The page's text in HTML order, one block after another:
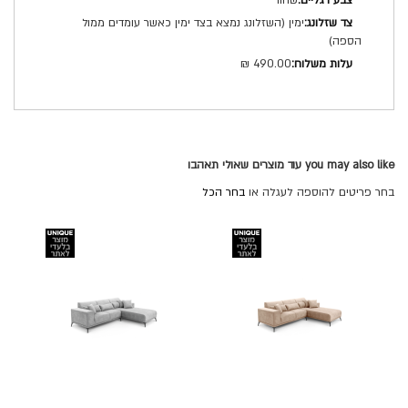
ימין (השזלונג נמצא בצד ימין כאשר עומדים ממול
הספה)
490.00 ₪
you may also like עוד מוצרים שאולי תאהבו
בחר פריטים להוספה לעגלה או בחר הכל